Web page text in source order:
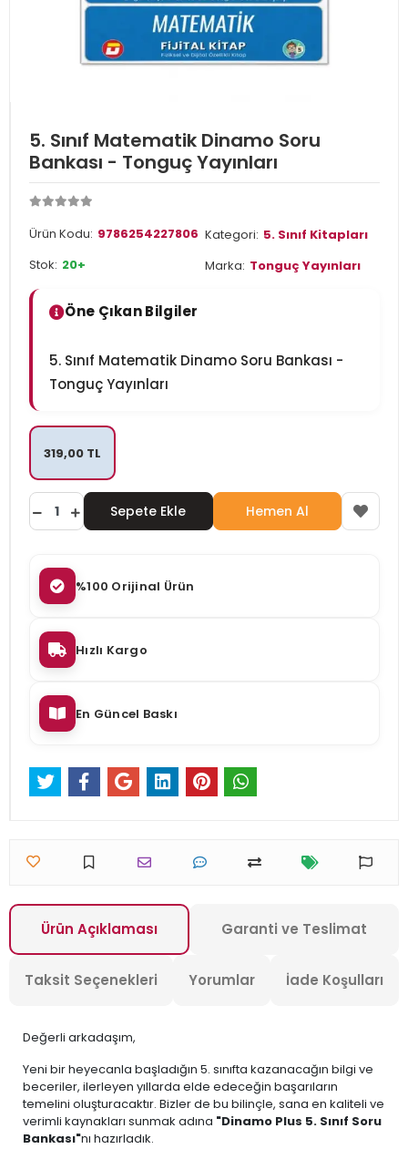
5. Sınıf Matematik Dinamo Soru
Bankası - Tonguç Yayınları
Ürün Kodu: 9786254227806 Kategori: 5. Sınıf Kitapları
Stok: 20+ Marka: Tonguç Yayınları
Öne Çıkan Bilgiler
5. Sınıf Matematik Dinamo Soru Bankası -
Tonguç Yayınları
319,00 TL
Sepete Ekle Hemen Al
%100 Orijinal Ürün
Hızlı Kargo
En Güncel Baskı
Ürün Açıklaması Garanti ve Teslimat
Taksit Seçenekleri Yorumlar İade Koşulları
Değerli arkadaşım,
Yeni bir heyecanla başladığın 5. sınıfta kazanacağın bilgi ve
beceriler, ilerleyen yıllarda elde edeceğin başarıların
temelini oluşturacaktır. Bizler de bu bilinçle, sana en kaliteli ve
verimli kaynakları sunmak adına "Dinamo Plus 5. Sınıf Soru
Bankası"nı hazırladık.